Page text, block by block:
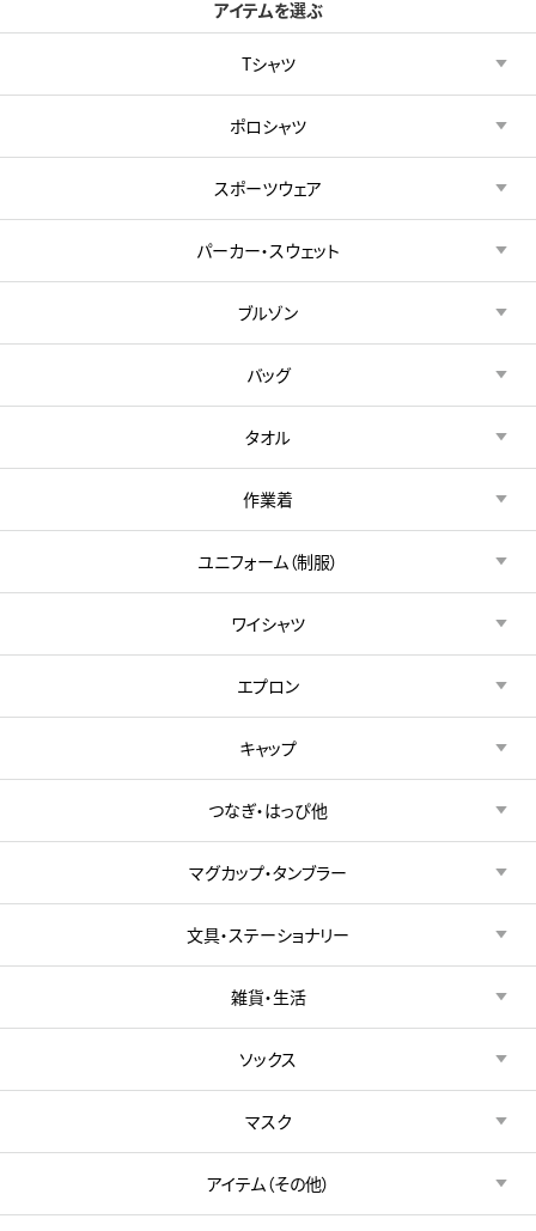
アイテムを選ぶ
Tシャツ
ポロシャツ
スポーツウェア
パーカー・スウェット
ブルゾン
バッグ
タオル
作業着
ユニフォーム（制服）
ワイシャツ
エプロン
キャップ
つなぎ・はっぴ他
マグカップ・タンブラー
文具・ステーショナリー
雑貨・生活
ソックス
マスク
アイテム（その他）